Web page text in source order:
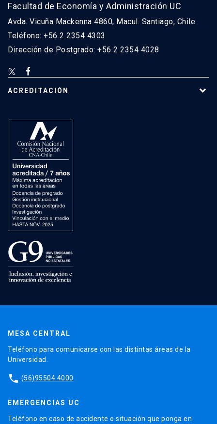
Facultad de Economía y Administración UC
Avda. Vicuña Mackenna 4860, Macul. Santiago, Chile
Teléfono: +56 2 2354 4303
Dirección de Postgrado: +56 2 2354 4028
ACREDITACIÓN
MESA CENTRAL
Teléfono para comunicarse con las distintas áreas de la
Universidad.
phone (56)95504 4000
EMERGENCIAS UC
Teléfono en caso de accidente o situación que ponga en